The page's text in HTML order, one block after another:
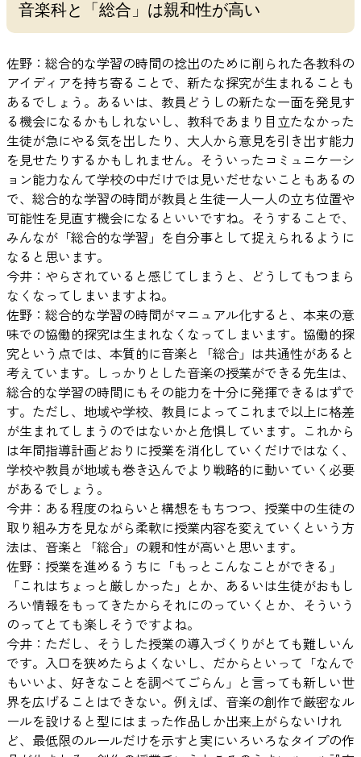
音楽科と「総合」は親和性が高い
佐野：総合的な学習の時間の捻出のために削られた各教科の
アイディアを持ち寄ることで、新たな探究が生まれることも
あるでしょう。あるいは、教員どうしの新たな一面を発見す
る機会になるかもしれないし、教科であまり目立たなかった
生徒が急にやる気を出したり、大人から意見を引き出す能力
を見せたりするかもしれません。そういったコミュニケーシ
ョン能力なんて学校の中だけでは見いだせないこともあるの
で、総合的な学習の時間が教員と生徒一人一人の立ち位置や
可能性を見直す機会になるといいですね。そうすることで、
みんなが「総合的な学習」を自分事として捉えられるように
なると思います。
今井：やらされていると感じてしまうと、どうしてもつまら
なくなってしまいますよね。
佐野：総合的な学習の時間がマニュアル化すると、本来の意
味での協働的探究は生まれなくなってしまいます。協働的探
究という点では、本質的に音楽と「総合」は共通性があると
考えています。しっかりとした音楽の授業ができる先生は、
総合的な学習の時間にもその能力を十分に発揮できるはずで
す。ただし、地域や学校、教員によってこれまで以上に格差
が生まれてしまうのではないかと危惧しています。これから
は年間指導計画どおりに授業を消化していくだけではなく、
学校や教員が地域も巻き込んでより戦略的に動いていく必要
があるでしょう。
今井：ある程度のねらいと構想をもちつつ、授業中の生徒の
取り組み方を見ながら柔軟に授業内容を変えていくという方
法は、音楽と「総合」の親和性が高いと思います。
佐野：授業を進めるうちに「もっとこんなことができる」
「これはちょっと厳しかった」とか、あるいは生徒がおもし
ろい情報をもってきたからそれにのっていくとか、そういう
のってとても楽しそうですよね。
今井：ただし、そうした授業の導入づくりがとても難しいん
です。入口を狭めたらよくないし、だからといって「なんで
もいいよ、好きなことを調べてごらん」と言っても新しい世
界を広げることはできない。例えば、音楽の創作で厳密なル
ールを設けると型にはまった作品しか出来上がらないけれ
ど、最低限のルールだけを示すと実にいろいろなタイプの作